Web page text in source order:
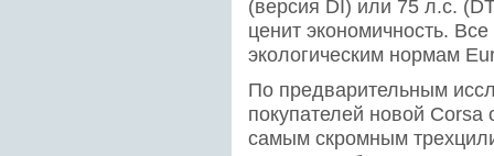
(версия DI) или 75 л.с.
ценит экономичность.
экологическим нормам
По предварительным
покупателей новой
самым скромным